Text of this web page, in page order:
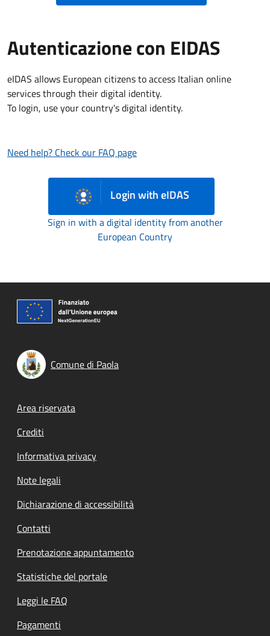
Autenticazione con EIDAS
eIDAS allows European citizens to access Italian online
services through their digital identity.
To login, use your country's digital identity.
Need help? Check our FAQ page
Login with eIDAS
Sign in with a digital identity from another
European Country
Comune di Paola
Footer menu
Area riservata
Crediti
Informativa privacy
Note legali
Dichiarazione di accessibilità
Contatti
Prenotazione appuntamento
Statistiche del portale
Leggi le FAQ
Pagamenti